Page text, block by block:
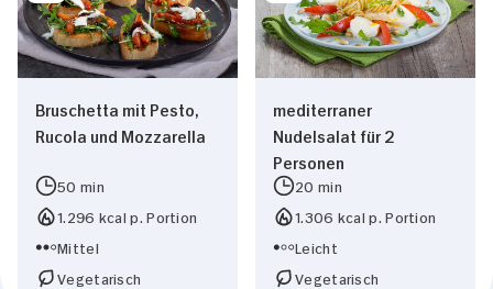
Bruschetta mit Pesto,
Rucola und Mozzarella
50 min
1.296 kcal p. Portion
Mittel
Vegetarisch
mediterraner
Nudelsalat für 2
Personen
20 min
1.306 kcal p. Portion
Leicht
Vegetarisch